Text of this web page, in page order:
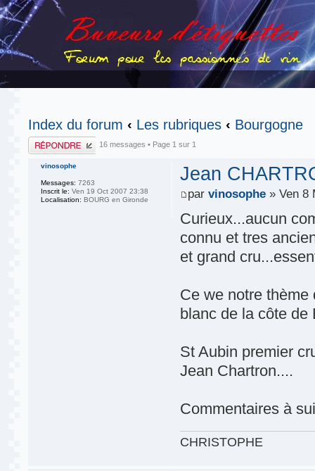
Index du forum ‹ Les rubriques ‹ Bourgogne
Publier une
réponse
16 messages • Page 1 sur 1
Jean
parvinosophe » Ven 8
Curieux...aucun
connu et tres
et grand
Ce we notre
blanc de la côte de
St Aubin premier
Jean Chartron....
Commentaires à
CHRISTOPHE
vinosophe
Messages: 7263
Inscrit le: Ven 19 Oct 2007 23:38
Localisation: BOURG en Gironde